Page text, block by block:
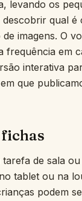
levando os
qual
imagens. O
frequência em
interativa
que
fichas
de sala
tablet ou na
podem